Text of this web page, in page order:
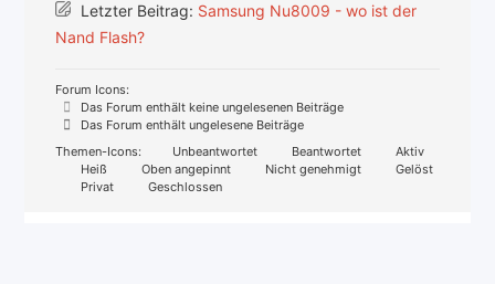
Letzter Beitrag: Samsung Nu8009 - wo ist der
Nand Flash?
Forum Icons:
Das Forum enthält keine ungelesenen Beiträge
Das Forum enthält ungelesene Beiträge
Themen-Icons:
Unbeantwortet Beantwortet
Aktiv
Heiß
Oben angepinnt Nicht genehmigt
Gelöst
Privat
Geschlossen